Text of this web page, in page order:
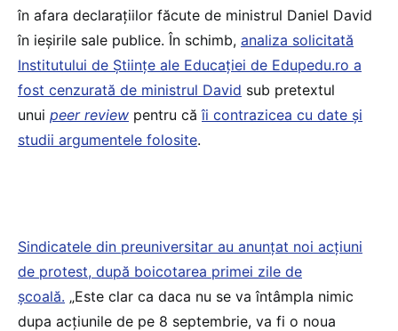
în afara declarațiilor făcute de ministrul Daniel David
în ieșirile sale publice. În schimb, analiza solicitată
Institutului de Științe ale Educației de Edupedu.ro a
fost cenzurată de ministrul David sub pretextul
unui peer review pentru căîi contrazicea cu date și
studii argumentele folosite.
Sindicatele din preuniversitar au anunțat noi acțiuni
de protest, după boicotarea primei zile de
școală. „Este clar ca daca nu se va întâmpla nimic
dupa acțiunile de pe 8 septembrie, va fi o noua